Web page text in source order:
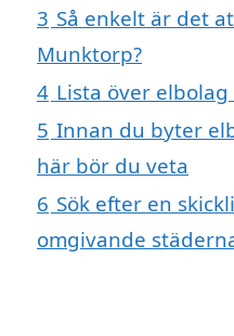
3 Så enkelt är det
Munktorp?
4 Lista över
5 Innan du byter
här bör du veta
6 Sök efter en
omgivande